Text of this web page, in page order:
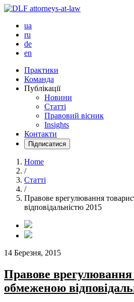
ua
ru
de
en
Практики
Команда
Публікації
Новини
Статті
Правовий вісник
Insights
Контакти
Підписатися
Home
/
Статті
/
Правове врегулювання
відповідальністю 2015
14 Березня, 2015
Правове врегулювання
обмеженою